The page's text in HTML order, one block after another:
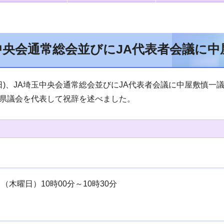
会通常総会並びにJA代表者会議に中
JA埼玉中央会通常総会並びにJA代表者会議に中屋敷慎一
会を代表して祝辞を述べました。
木曜日）10時00分～10時30分